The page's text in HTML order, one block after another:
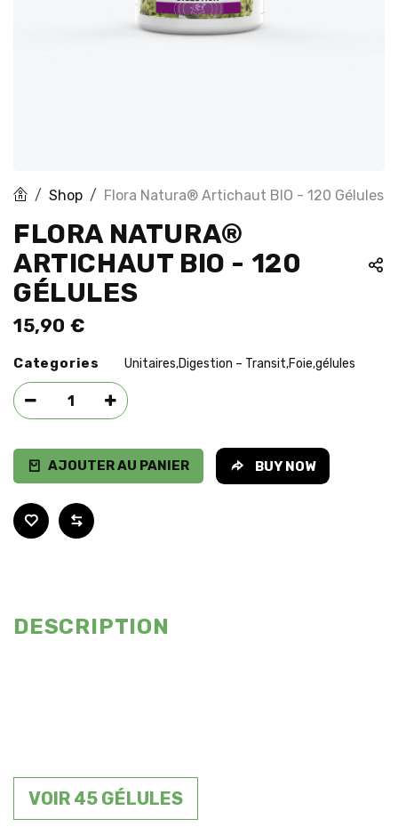
Shop Flora Natura® Artichaut BIO - 120 Gélules
FLORA NATURA®
ARTICHAUT BIO - 120
GÉLULES
15,90 €
Categories Unitaires,Digestion – Transit,Foie,gélules
AJOUTER AU PANIER BUY NOW
DESCRIPTION
VOIR 45 GÉLULES